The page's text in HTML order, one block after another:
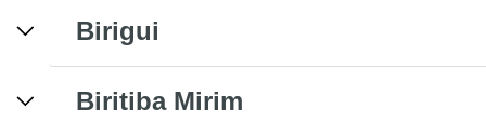
Birigui
Biritiba Mirim